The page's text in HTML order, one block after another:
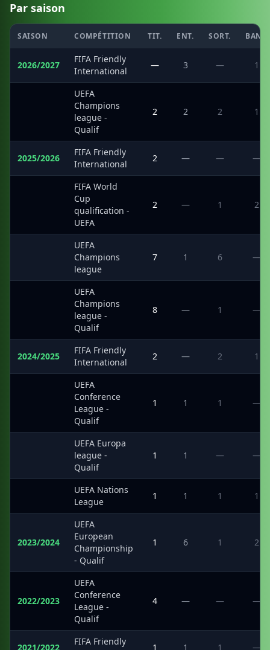
Par saison
SAISON COMPÉTITION TIT. ENT. SORT. BANC
2026/2027
FIFA Friendly
International
— 3 — 1
UEFA
Champions
league -
Qualif
2 2 2 1
2025/2026
FIFA Friendly
International
2 — — —
FIFA World
Cup
qualification -
UEFA
2 — 1 2
UEFA
Champions
league
7 1 6 —
UEFA
Champions
league -
Qualif
8 — 1 —
2024/2025
FIFA Friendly
International
2 — 2 1
UEFA
Conference
League -
Qualif
1 1 1 —
UEFA Europa
league -
Qualif
1 1 — —
UEFA Nations
League
1 1 1 1
2023/2024
UEFA
European
Championship
- Qualif
1 6 1 2
2022/2023
UEFA
Conference
League -
Qualif
4 — — —
2021/2022
FIFA Friendly
1 1 1 —